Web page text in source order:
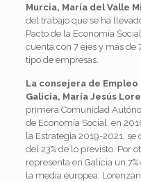
Murcia, María del Valle
del trabajo que se ha
Pacto de la Economía
cuenta con 7 ejes y más de
tipo de empresas.
La consejera de
Galicia, María Jesús
primera Comunidad
de Economía Social, en
la Estrategia 2019-2021,
del 23% de lo previsto. Por
representa en Galicia un
la media europea.